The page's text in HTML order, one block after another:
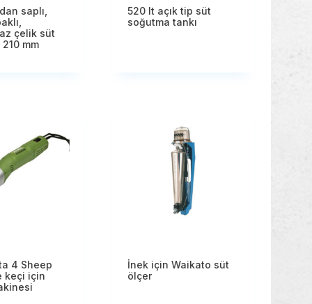
saplı,
çelik süt
mm
520 lt açık tip süt
soğutma tankı
4 Sheep
keçi için
İnek için Waikato süt
ölçer